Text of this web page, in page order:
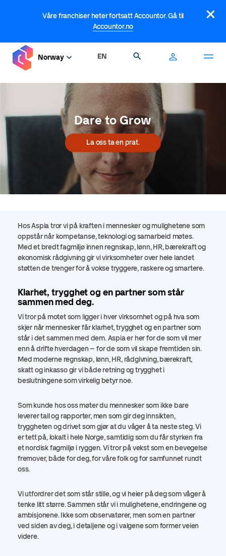
Våre franchiser heter fortsatt Accountor. Gå til
Accountor.no
×
Norway EN
Dare to Grow
La oss ta en prat.
Hos Aspia tror vi på kraften i mennesker og mulighetene som
oppstår når kompetanse, teknologi og samarbeid møtes.
Med et bredt fagmiljø innen regnskap, lønn, HR, bærekraft og
økonomisk rådgivning gir vi virksomheter over hele landet
støtten de trenger for å vokse tryggere, raskere og smartere.
Klarhet, trygghet og en partner som står
sammen med deg.
Vi tror på motet som ligger i hver virksomhet og på hva som
skjer når mennesker får klarhet, trygghet og en partner som
står i det sammen med dem. Aspia er her for de som vil mer
enn å drifte hverdagen – for de som vil skape fremtiden sin.
Med moderne regnskap, lønn, HR, rådgivning, bærekraft,
skatt og inkasso gir vi både retning og trygghet i
beslutningene som virkelig betyr noe.
Som kunde hos oss møter du mennesker som ikke bare
leverer tall og rapporter, men som gir deg innsikten,
tryggheten og drivet som gjør at du våger å ta neste steg. Vi
er tett på, lokalt i hele Norge, samtidig som du får styrken fra
et nordisk fagmiljø i ryggen. Vi tror på vekst som en bevegelse
fremover, både for deg, for våre folk og for samfunnet rundt
oss.
Vi utfordrer det som står stille, og vi heier på deg som våger å
tenke litt større. Sammen står vi i mulighetene, endringene og
ambisjonene. Ikke som observatører, men som en partner
ved siden av deg, i detaljene og i valgene som former veien
videre.